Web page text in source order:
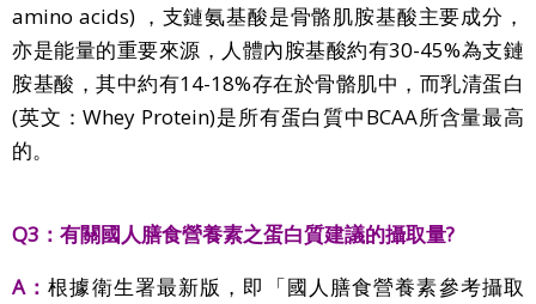
amino acids) ，支鏈氨基酸是骨骼肌胺基酸主要成分，
亦是能量的重要來源，人體內胺基酸約有30-45%為支鏈
胺基酸，其中約有14-18%存在於骨骼肌中，而乳清蛋白
(英文：Whey Protein)是所有蛋白質中BCAA所含量最高
的。
Q3：有關國人膳食營養素之蛋白質建議的攝取量?
A：根據衛生署最新版，即「國人膳食營養素參考攝取